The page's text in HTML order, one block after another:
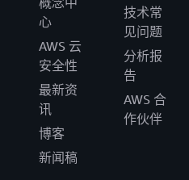
心
AWS 云
安全性
最新资
讯
博客
新闻稿
技术常
见问题
分析报
告
AWS 合
作伙伴